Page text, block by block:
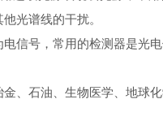
光谱线的干扰。
信号，常用的检测器是光
、石油、生物医学、地球